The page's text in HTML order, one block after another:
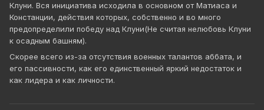
Клуни. Вся инициатива исходила в основном от Матиаса и
Констанции, действия которых, собственно и во много
предопределили победу над Клуни(Не считая нелюбовь Клуни
к осадным башням).
Скорее всего из-за отсутствия военных талантов аббата, и
его пассивности, как его единственный яркий недостаток и
как лидера и как личности.